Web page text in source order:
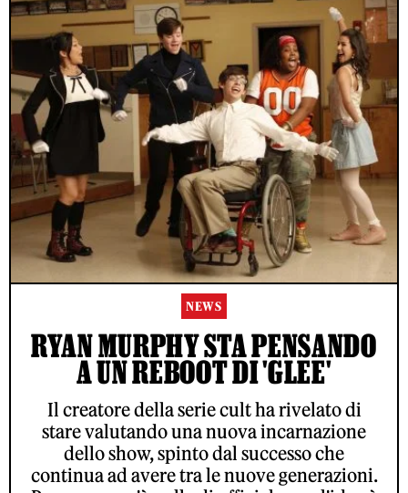
NEWS
RYAN MURPHY STA PENSANDO
A UN REBOOT DI 'GLEE'
Il creatore della serie cult ha rivelato di
stare valutando una nuova incarnazione
dello show, spinto dal successo che
continua ad avere tra le nuove generazioni.